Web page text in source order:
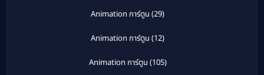
Animation การ์ตูน (29)
Animation การ์ตูน (12)
Animation การ์ตูน (105)